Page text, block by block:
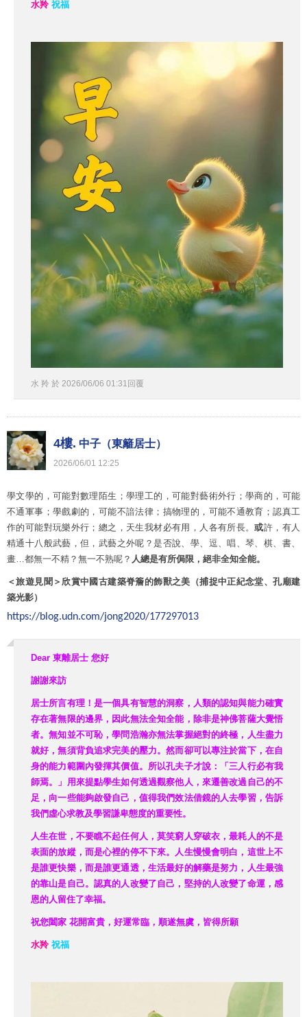
水羚 祝福
水 羚 於 2026/06/06 01:31 回覆
4樓. 中子（東籬居士）
2026/06/01 12:25
學文學的，可能對數理陌生；學理工的，可能對藝術外行；學商的，可能
不通軍事；學戲劇的，可能不諳法律；搞物理的，可能不通教育；認真工
作的可能對玩樂外行；總之，天生我材必有用，人各有所長。或許，有人
精通十八般武藝，但，武藝之外呢？是否說、學、逗、唱、琴、棋、書、
畫…都無一不精？無一不熟呢？ 人總是有所侷限，絕非全知全能。
＜旅遊見聞＞欣賞中國古建築脊簷的飾獸之美（捕捉中正紀念堂、孔廟建
築光影）
https://blog.udn.com/jong2020/177297013
Dear 東離居士 您好
謝謝來訪
居士所言有理！是一個具有智慧的洞察，人類的認知與能力確實
存在著無限的邊界，因此無法全知全能，除非是神佛菩薩大覺悟
者。無知並不可恥，學問浩瀚亦無法掌握絕對的終極，人生盡力
就好，無須背負追求完美的壓力。然而卻可以專注於當下，在自
身的能力範圍內發揮其價值。所以孔夫子才說：「三人行必有我
師焉。」用來提點學生如何透過觀察他人 ， 來遷善改過自己的不
足，向一些能夠啟發自己，值得我們效法借鏡的人去學習，告訴
我們虛心求教及學習謙卑態度的重要性。
人生在世，不要瞧不起任何人，莫笑窮人穿破衣，最耗人的不是
表面的放縱，而是心裡的停不下來。人生慢慢會明白，這世上不
是誰更快樂，而是誰更通透，生活最好的解藥是努力，人生最強
的靠山是自己。認真的人改變了自己，堅持的人改變了命運，感
恩的人留住了幸福。
祝您闔家 花開富貴，好運常臨，順遂無虞，皆得所願
水羚 祝福